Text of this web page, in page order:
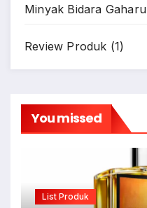
Minyak Bidara Gaharu
Review Produk (1)
You missed
List Produk